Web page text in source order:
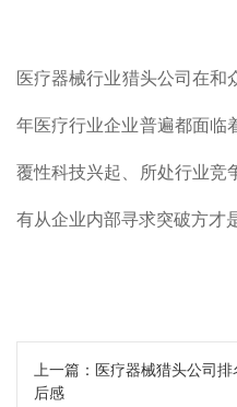
医疗器械行业猎头公司在和
年医疗行业企业普遍都面临
覆性科技兴起、所处行业竞
有从企业内部寻求突破方才
上一篇： 医疗器械猎头公司
后感